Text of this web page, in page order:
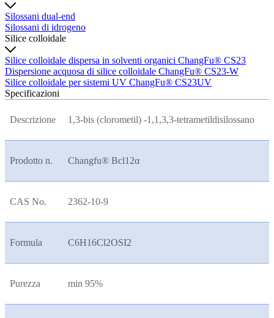
Silossani dual-end
Silossani di idrogeno
Silice colloidale
Silice colloidale dispersa in solventi organici ChangFu® CS23
Dispersione acquosa di silice colloidale ChangFu® CS23-W
Silice colloidale per sistemi UV ChangFu® CS23UV
Specificazioni
Descrizione 1,3-bis (clorometil) -1,1,3,3-tetrametildisilossano
Prodotto n. Changfu® Bcl12α
CAS No. 2362-10-9
Formula C6H16Cl2OSI2
Purezza min 95%